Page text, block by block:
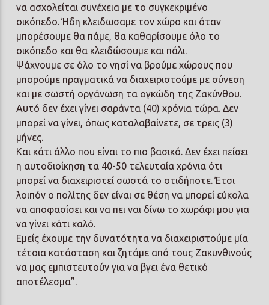
να ασχολείται συνέχεια με το συγκεκριμένο
οικόπεδο. Ήδη κλειδωσαμε τον χώρο και όταν
μπορέσουμε θα πάμε, θα καθαρίσουμε όλο το
οικόπεδο και θα κλειδώσουμε και πάλι.
Ψάχνουμε σε όλο το νησί να βρούμε χώρους που
μπορούμε πραγματικά να διαχειριστούμε με σύνεση
και με σωστή οργάνωση τα ογκώδη της Ζακύνθου.
Αυτό δεν έχει γίνει σαράντα (40) χρόνια τώρα. Δεν
μπορεί να γίνει, όπως καταλαβαίνετε, σε τρεις (3)
μήνες.
Και κάτι άλλο που είναι το πιο βασικό. Δεν έχει πείσει
η αυτοδιοίκηση τα 40-50 τελευταία χρόνια ότι
μπορεί να διαχειριστεί σωστά το οτιδήποτε. Έτσι
λοιπόν ο πολίτης δεν είναι σε θέση να μπορεί εύκολα
να αποφασίσει και να πει ναι δίνω το χωράφι μου για
να γίνει κάτι καλό.
Εμείς έχουμε την δυνατότητα να διαχειριστούμε μία
τέτοια κατάσταση και ζητάμε από τους Ζακυνθινούς
να μας εμπιστευτούν για να βγει ένα θετικό
αποτέλεσμα”.